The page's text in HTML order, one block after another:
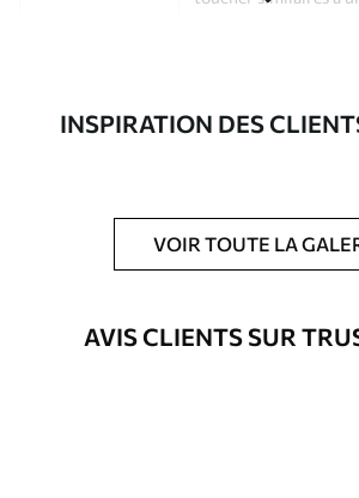
Possibilité d'ajouter
protecteur pour
du tableau.
Matériaux disponibles
INSPIRATION DES
VOIR TOUTE LA
AVIS CLIENTS SUR